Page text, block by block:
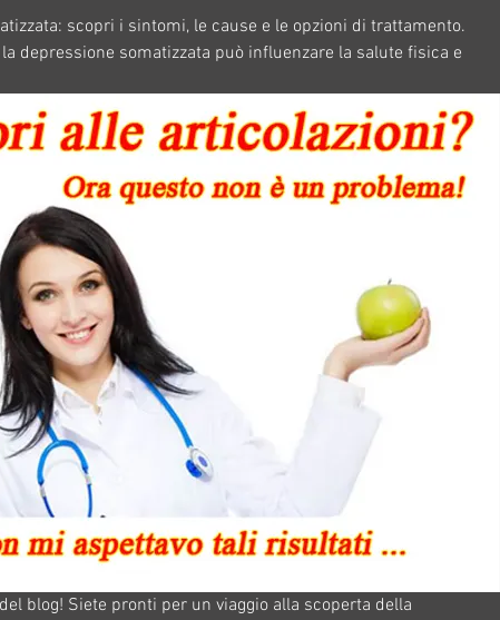
scopri i sintomi, le cause e le opzioni di trattamento.
depressione somatizzata può influenzare la salute fisica e
blog! Siete pronti per un viaggio alla scoperta della